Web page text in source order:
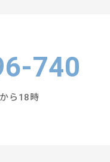
740
ら18時